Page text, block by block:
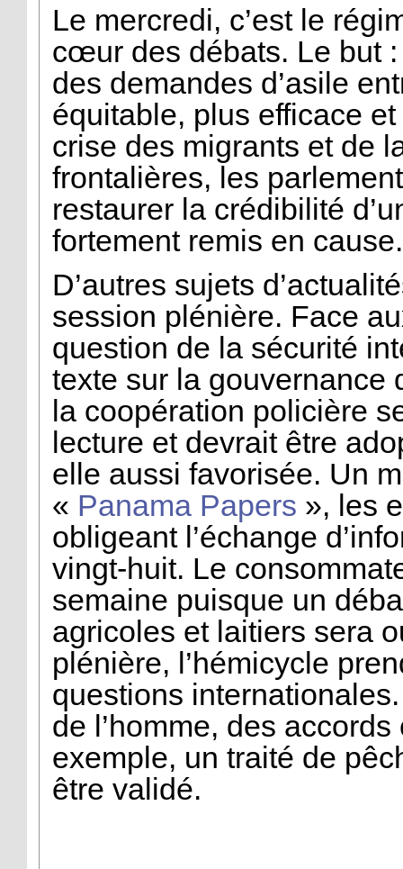
Le mercredi, c’est le
cœur des débats. Le but
des demandes d’asile
équitable, plus efficace
crise des migrants et de
frontalières, les
restaurer la crédibilité
fortement remis en cause.
D’autres sujets
session plénière. Face
question de la sécurité
texte sur la gouvernance
la coopération policière
lecture et devrait être
elle aussi favorisée. Un
« Panama Papers », les
obligeant l’échange
vingt-huit. Le
semaine puisque un
agricoles et laitiers sera
plénière, l’hémicycle
questions
de l’homme, des
exemple, un traité de
être validé.